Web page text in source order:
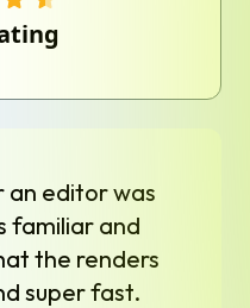
an editor was
familiar and
the renders
super fast.